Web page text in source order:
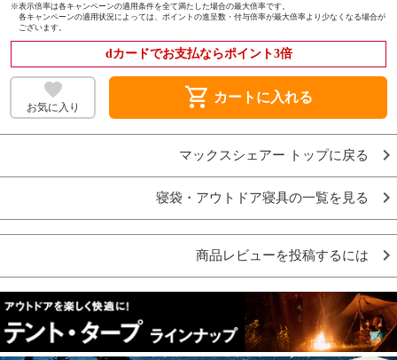
※表示倍率は各キャンペーンの適用条件を全て満たした場合の最大倍率です。
各キャンペーンの適用状況によっては、ポイントの進呈数・付与倍率が最大倍率より少なくなる場合が
ございます。
dカードでお支払ならポイント3倍
お気に入り shopping_cart カートに入れる
マックスシェアー トップに戻る
寝袋・アウトドア寝具の一覧を見る
商品レビューを投稿するには